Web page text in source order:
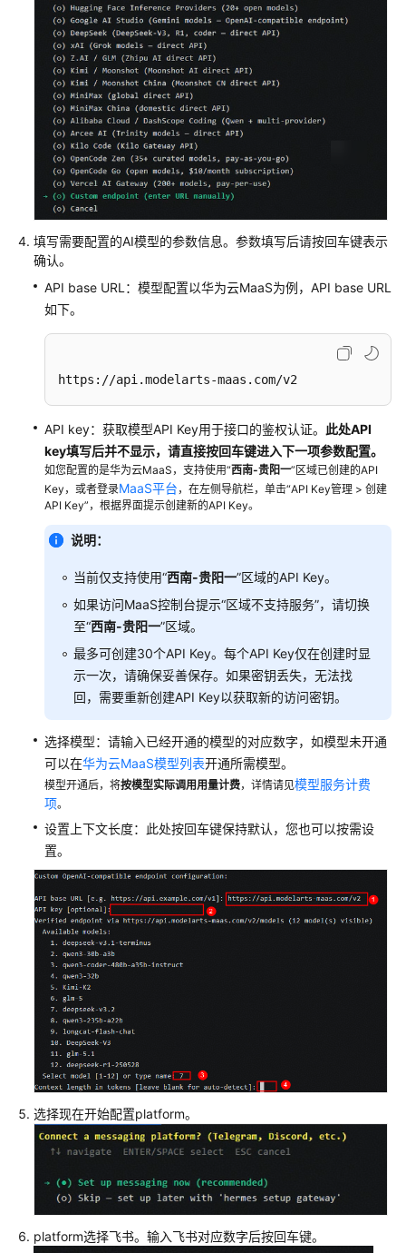
填写需要配置的AI模型的参数信息。参数填写后请按回车键表示
确认。
API base URL：模型配置以华为云MaaS为例，API base URL
如下。
https://api.modelarts-maas.com/v2
API key：获取模型API Key用于接口的鉴权认证。 此处API
key填写后并不显示，请直接按回车键进入下一项参数配置。
如您配置的是华为云MaaS，支持使用“西南-贵阳一”区域已创建的API
Key，或者登录MaaS平台 ，在左侧导航栏，单击“API Key管理 > 创建
API Key”，根据界面提示创建新的API Key。
说明：
当前仅支持使用“西南-贵阳一”区域的API Key。
如果访问MaaS控制台提示“区域不支持服务”，请切换
至“西南-贵阳一”区域。
最多可创建30个API Key。每个API Key仅在创建时显
示一次，请确保妥善保存。如果密钥丢失，无法找
回，需要重新创建API Key以获取新的访问密钥。
选择模型：请输入已经开通的模型的对应数字，如模型未开通
可以在华为云MaaS模型列表开通所需模型。
模型开通后，将按模型实际调用用量计费，详情请见模型服务计费
项。
设置上下文长度：此处按回车键保持默认，您也可以按需设
置。
选择现在开始配置platform。
platform选择飞书。输入飞书对应数字后按回车键。